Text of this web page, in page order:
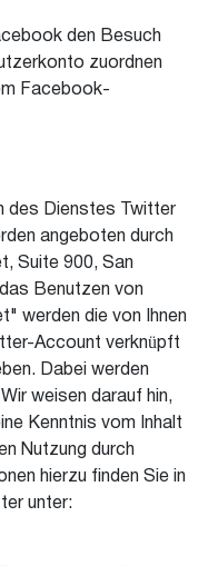
den Besuch
zuordnen
Facebook-
des Dienstes Twitter
angeboten durch
Suite 900, San
Benutzen von
werden die von Ihnen
Account verknüpft
Dabei werden
weisen darauf hin,
Kenntnis vom Inhalt
Nutzung durch
hierzu finden Sie in
unter: